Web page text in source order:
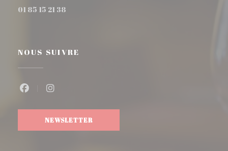
01 85 15 21 38
NOUS SUIVRE
Facebook ((ouvre une nouvelle fenêtre))
NEWSLETTER